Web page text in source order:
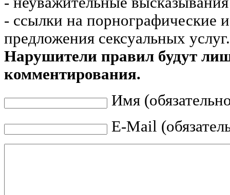
- ссылки на порнографические
предложения сексуальных услуг.
Нарушители правил будут
комментирования.
Имя
E-Mail